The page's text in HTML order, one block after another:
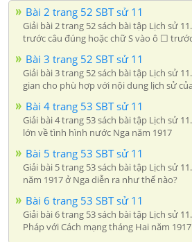
Bài 2 trang 52 SBT sử 11
Giải bài 2 trang 52 sách bài tập Lịch sử
trước câu đúng hoặc chữ S vào ô ☐
Bài 3 trang 52 SBT sử 11
Giải bài 3 trang 52 sách bài tập Lịch sử
gian cho phù hợp với nội dung lịch sử
Bài 4 trang 53 SBT sử 11
Giải bài 4 trang 53 sách bài tập Lịch sử
lớn về tình hình nước Nga năm 1917
Bài 5 trang 53 SBT sử 11
Giải bài 5 trang 53 sách bài tập Lịch sử
năm 1917 ở Nga diễn ra như thế nào?
Bài 6 trang 53 SBT sử 11
Giải bài 6 trang 53 sách bài tập Lịch sử
Pháp với Cách mạng tháng Hai năm